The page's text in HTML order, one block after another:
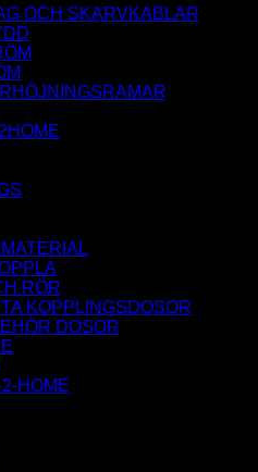
OCH SKARVKABLAR
RÖR
KOPPLINGSDOSOR
DOSOR
HOME